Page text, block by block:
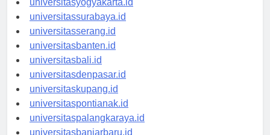
universitasyogyakarta.id
universitassurabaya.id
universitasserang.id
universitasbanten.id
universitasbali.id
universitasdenpasar.id
universitaskupang.id
universitaspontianak.id
universitaspalangkaraya.id